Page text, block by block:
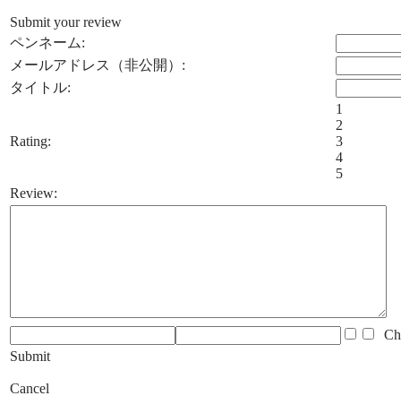
Submit your review
ペンネーム:
メールアドレス（非公開）:
タイトル:
Rating:
1
2
3
4
5
Review:
Submit
Cancel